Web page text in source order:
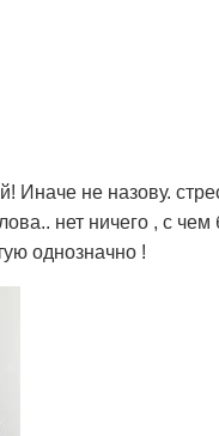
Иначе не назову.
нет ничего , с
однозначно !